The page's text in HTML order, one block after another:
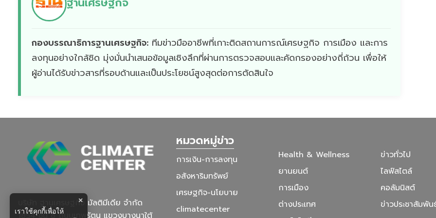
กองบรรณาธิการฐานเศรษฐกิจ: ทีมข่าวมืออาชีพที่เกาะติดสถานการณ์เศรษฐกิจ การเมือง และการ
ลงทุนอย่างใกล้ชิด มุ่งมั่นนำเสนอข้อมูลเชิงลึกที่ผ่านการตรวจสอบและคัดกรองอย่างถี่ถ้วน เพื่อให้
ผู้อ่านได้รับข่าวสารที่รอบด้านและเป็นประโยชน์สูงสุดต่อการตัดสินใจ
บริษัท ฐานเศรษฐกิจ มัลติมีเดีย จํากัด
หมวดหมู่ข่าว
การเงิน-การลงทุน
อสังหาริมทรัพย์
เศรษฐกิจ-นโยบาย
climatecenter
Health & Wellness
ยานยนต์
การเมือง
ต่างประเทศ
ข่าวทั่วไป
ไลฟ์สไตล์
คอลัมนิสต์
ข่าวประชาสัมพัน
×
เราใช้คุกกี้เพื่อให้